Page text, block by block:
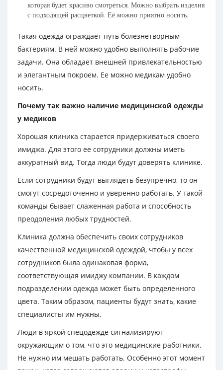
которая будет красиво смотреться. Можно выбрать изделия
с подходящей расцветкой. Её можно приятно носить.
Такая одежда ограждает путь болезнетворным
бактериям. В ней можно удобно выполнять рабочие
задачи. Она обладает внешней привлекательностью
и элегантным покроем. Ее можно медикам удобно
носить.
Почему так важно наличие медицинской одежды
у медиков
Хорошая клиника старается придерживаться своего
имиджа. Для этого ее сотрудники должны иметь
аккуратный вид. Тогда люди будут доверять клинике.
Если сотрудники будут выглядеть безупречно, то он
смогут сосредоточенно и уверенно работать. У такой
команды бывает слаженная работа и способность
преодоления любых трудностей.
Клиника должна обеспечить своих сотрудников
качественной медицинской одеждой, чтобы у всех
сотрудников была одинаковая форма,
соответствующая имиджу компании. В каждом
подразделении одежда может быть определенного
цвета. Таким образом, пациенты будут знать, какие
специалисты им нужны.
Люди в яркой спецодежде сигнализируют
окружающим о том, что это медицинские работники.
Не нужно им мешать работать. Особенно этот момент